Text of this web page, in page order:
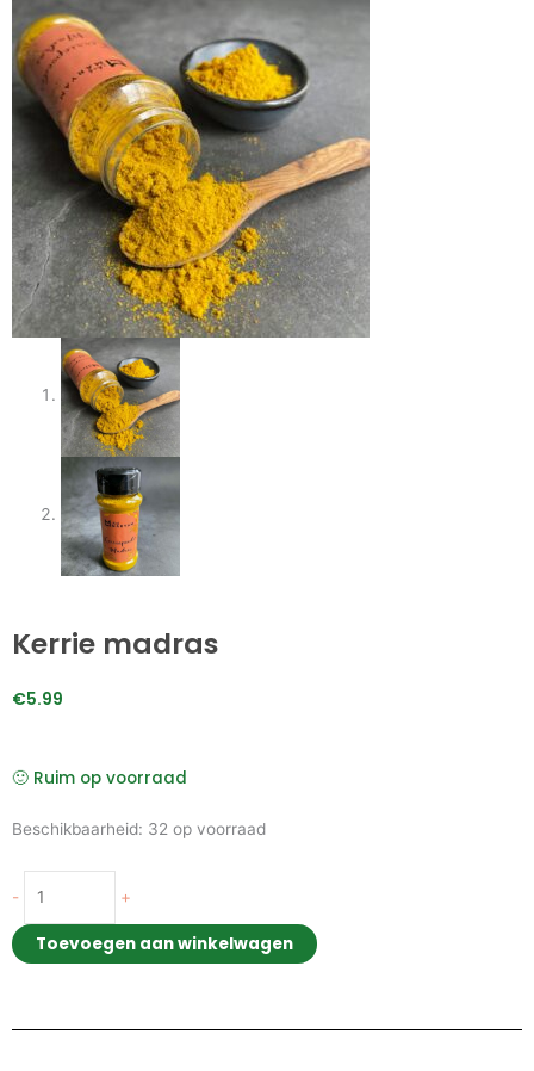
Kerrie madras
€5.99
🙂 Ruim op voorraad
Beschikbaarheid: 32 op voorraad
-
Kerrie
+
Toevoegen aan winkelwagen